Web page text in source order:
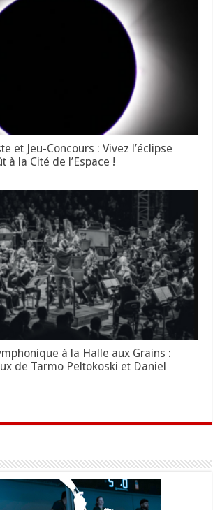
et Jeu-Concours : Vivez l’éclipse
à la Cité de l’Espace !
à la Halle aux Grains :
de Tarmo Peltokoski et Daniel